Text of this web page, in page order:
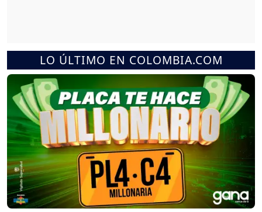
LO ÚLTIMO EN COLOMBIA.COM